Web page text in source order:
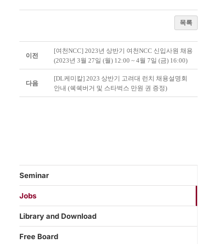
목록
이전
[여천NCC] 2023년 상반기 여천NCC 신입사원 채용
(2023년 3월 27일 (월) 12:00 ~ 4월 7일 (금) 16:00)
다음
[DL케미칼] 2023 상반기 고려대 런치 채용설명회
안내 (쉑쉑버거 및 스타벅스 만원 권 증정)
Seminar
Jobs
Library and Download
Free Board